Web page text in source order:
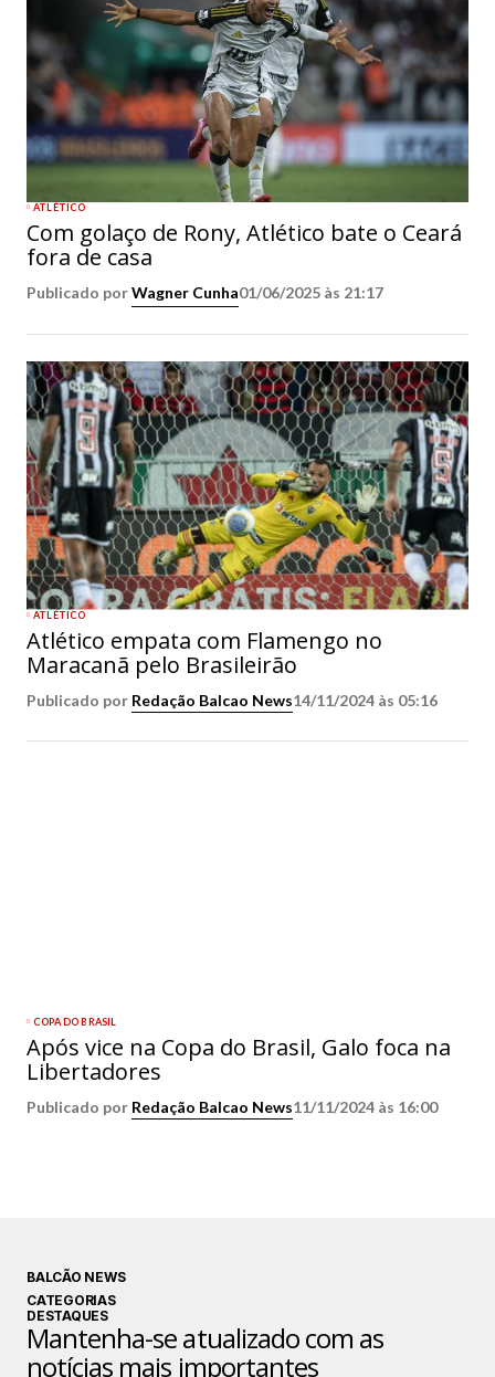
ATLÉTICO
Com golaço de Rony, Atlético bate o Ceará
fora de casa
Publicado porWagner Cunha01/06/2025 às 21:17
ATLÉTICO
Atlético empata com Flamengo no
Maracanã pelo Brasileirão
Publicado por Redação Balcao News14/11/2024 às 05:16
COPA DO BRASIL
Após vice na Copa do Brasil, Galo foca na
Libertadores
Publicado por Redação Balcao News11/11/2024 às 16:00
BALCÃO NEWS
CATEGORIAS
DESTAQUES
Mantenha-se atualizado com as
notícias mais importantes